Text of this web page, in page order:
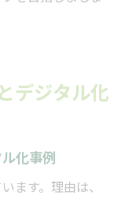
デジタル化
化事例
ます。理由は、